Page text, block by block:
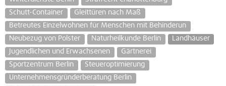
Schutt-Container
Gleittüren nach Maß
Betreutes Einzelwohnen für Menschen mit Behinderun
Neubezug von Polster
Naturheilkunde Berlin
Landhäuser
Jugendlichen und Erwachsenen
Gärtnerei
Sportzentrum Berlin
Steueroptimierung
Unternehmensgründerberatung Berlin